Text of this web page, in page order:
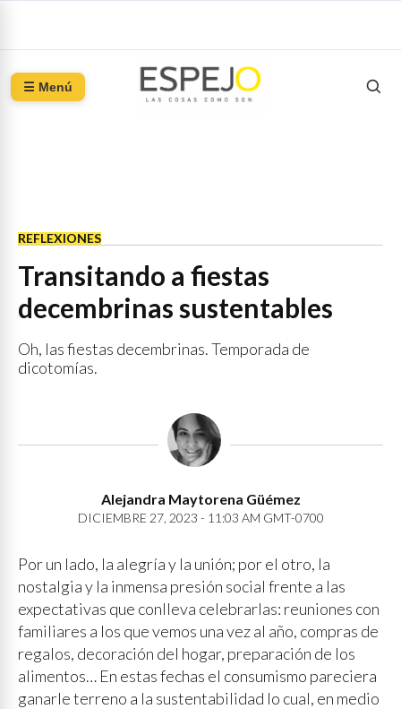
☰ Menú
REFLEXIONES
Transitando a fiestas
decembrinas sustentables
Oh, las fiestas decembrinas. Temporada de
dicotomías.
Alejandra Maytorena Güémez
DICIEMBRE 27, 2023 - 11:03 AM GMT-0700
Por un lado, la alegría y la unión; por el otro, la
nostalgia y la inmensa presión social frente a las
expectativas que conlleva celebrarlas: reuniones con
familiares a los que vemos una vez al año, compras de
regalos, decoración del hogar, preparación de los
alimentos… En estas fechas el consumismo pareciera
ganarle terreno a la sustentabilidad lo cual, en medio